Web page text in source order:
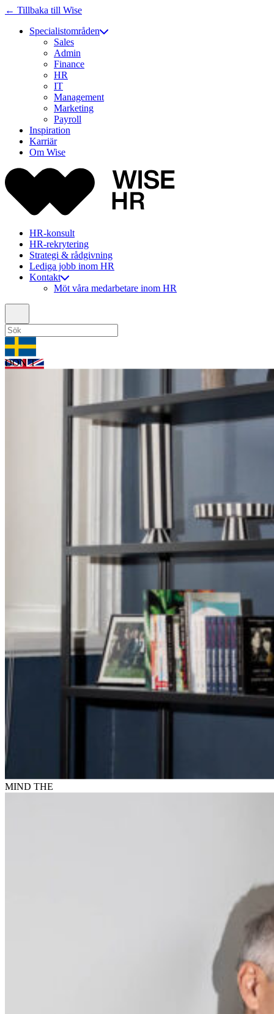
← Tillbaka till Wise
Specialistområden
Sales
Admin
Finance
HR
IT
Management
Marketing
Payroll
Inspiration
Karriär
Om Wise
HR-konsult
HR-rekrytering
Strategi & rådgivning
Lediga jobb inom HR
Kontakt
Möt våra medarbetare inom HR
DON’T
MIND THE